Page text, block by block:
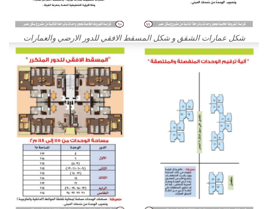
شكل عمارات الشقق و شكل المسقط الافقي للدور الارضي والعمارات